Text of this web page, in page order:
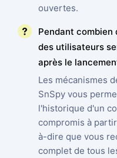
ouvertes.
Pendant combien
des utilisateurs
après le
Les mécanismes
SnSpy vous
l'historique d'un
compromis à
à-dire que vous
complet de tous